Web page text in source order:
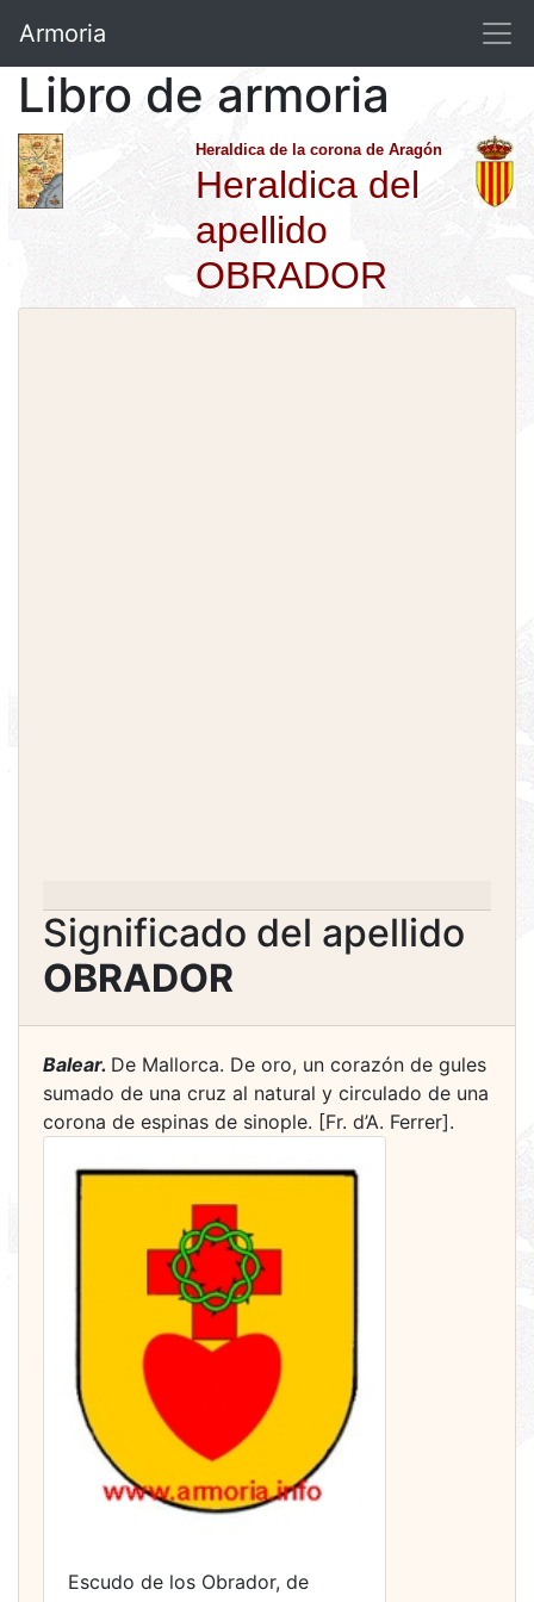
Armoria
Libro de armoria
Heraldica de la corona de Aragón
Heraldica del
apellido
OBRADOR
Significado del apellido
OBRADOR
Balear. De Mallorca. De oro, un corazón de gules
sumado de una cruz al natural y circulado de una
corona de espinas de sinople. [Fr. d’A. Ferrer].
Escudo de los Obrador, de